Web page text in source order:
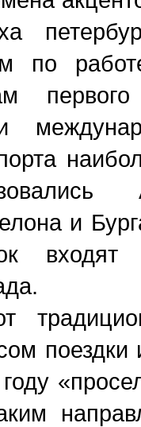
по
и